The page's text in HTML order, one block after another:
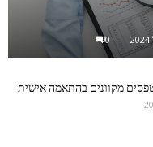
0
מקוונים בהתאמה אישית